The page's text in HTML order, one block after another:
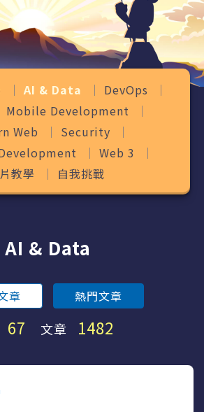
AI & Data
DevOps
Mobile Development
Web
Security
Web 3
教學
自我挑戰
AI & Data
章 熱門文章
67 文章 1482